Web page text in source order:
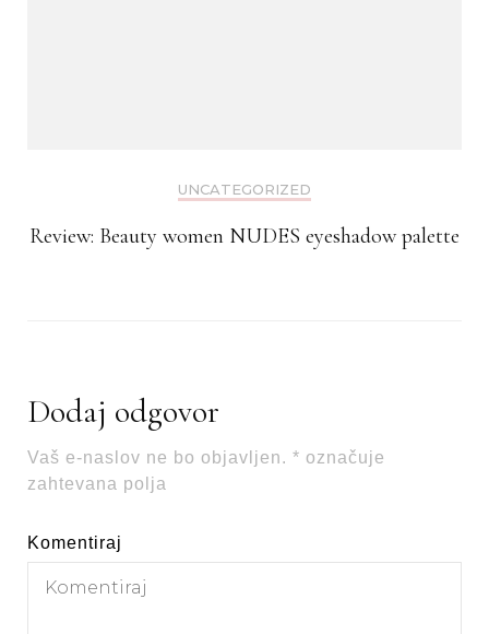
UNCATEGORIZED
Review: Beauty women NUDES eyeshadow palette
Dodaj odgovor
Vaš e-naslov ne bo objavljen. * označuje
zahtevana polja
Komentiraj